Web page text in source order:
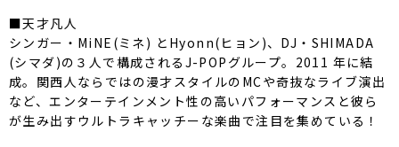
■天才凡人
シンガー・MiNE(ミネ) とHyonn(ヒョン)、DJ・SHIMADA
(シマダ)の３人で構成されるJ-POPグループ。2011 年に結
成。関西人ならではの漫才スタイルのMCや奇抜なライブ演出
など、エンターテインメント性の高いパフォーマンスと彼ら
が生み出すウルトラキャッチーな楽曲で注目を集めている！